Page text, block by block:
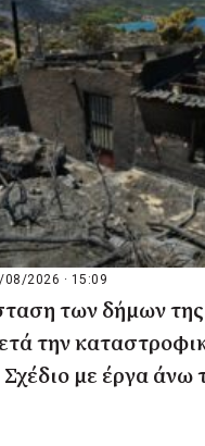
08/2026 · 15:09
των δήμων της
την
με έργα άνω